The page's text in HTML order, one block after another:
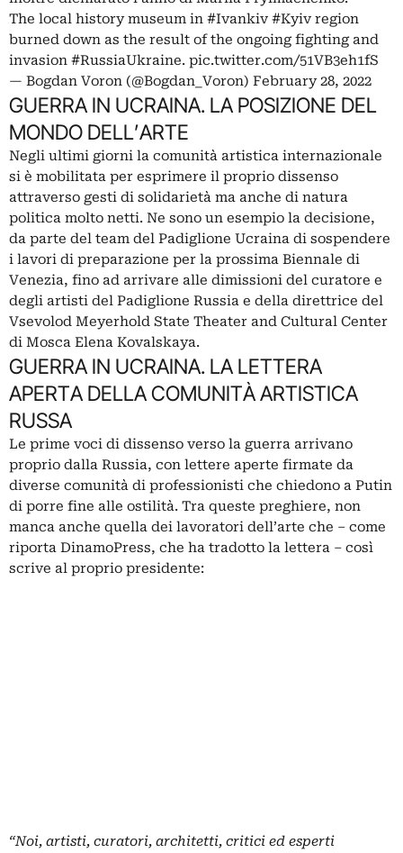
The local history museum in #Ivankiv #Kyiv region
burned down as the result of the ongoing fighting and
invasion #RussiaUkraine. pic.twitter.com/51VB3eh1fS
— Bogdan Voron (@Bogdan_Voron) February 28, 2022
GUERRA IN UCRAINA. LA POSIZIONE DEL
MONDO DELL’ARTE
Negli ultimi giorni la comunità artistica internazionale
si è mobilitata per esprimere il proprio dissenso
attraverso gesti di solidarietà ma anche di natura
politica molto netti. Ne sono un esempio la decisione,
da parte del team del Padiglione Ucraina di sospendere
i lavori di preparazione per la prossima Biennale di
Venezia, fino ad arrivare alle dimissioni del curatore e
degli artisti del Padiglione Russia e della direttrice del
Vsevolod Meyerhold State Theater and Cultural Center
di Mosca Elena Kovalskaya.
GUERRA IN UCRAINA. LA LETTERA
APERTA DELLA COMUNITÀ ARTISTICA
RUSSA
Le prime voci di dissenso verso la guerra arrivano
proprio dalla Russia, con lettere aperte firmate da
diverse comunità di professionisti che chiedono a Putin
di porre fine alle ostilità. Tra queste preghiere, non
manca anche quella dei lavoratori dell’arte che – come
riporta DinamoPress, che ha tradotto la lettera – così
scrive al proprio presidente:
“Noi, artisti, curatori, architetti, critici ed esperti